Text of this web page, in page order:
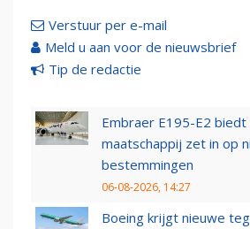
Verstuur per e-mail
Meld u aan voor de nieuwsbrief
Tip de redactie
Embraer E195-E2 biedt
maatschappij zet in op
bestemmingen
06-08-2026, 14:27
Boeing krijgt nieuwe